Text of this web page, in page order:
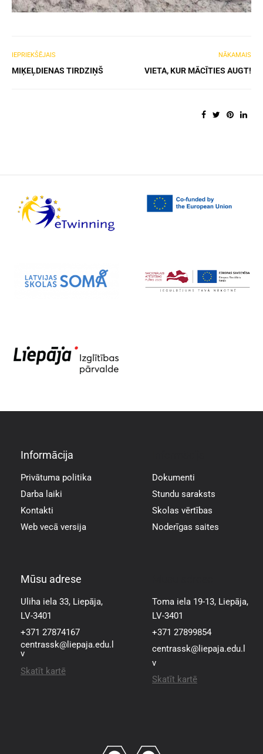
IEPRIEKŠĒJAIS
MIĶEĻDIENAS TIRDZIŅŠ
NĀKAMAIS
VIETA, KUR MĀCĪTIES AUGT!
Informācija
Privātuma politika
Darba laiki
Kontakti
Web vecā versija
Dokumenti
Stundu saraksts
Skolas vērtības
Noderīgas saites
Mūsu adrese
Uliha iela 33, Liepāja,
LV-3401
+371 27874167
centrassk@liepaja.edu.l
v
Skatīt kartē
Toma iela 19-13, Liepāja,
LV-3401
+371 27899854
centrassk@liepaja.edu.l
v
Skatīt kartē